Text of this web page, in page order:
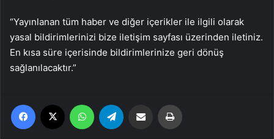
“Yayınlanan tüm haber ve diğer içerikler ile ilgili olarak
yasal bildirimlerinizi bize iletişim sayfası üzerinden iletiniz.
En kısa süre içerisinde bildirimlerinize geri dönüş
sağlanılacaktır.”
Facebook WhatsApp Email'den paylaş